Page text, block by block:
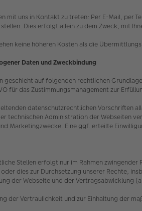
mit uns in Kontakt zu treten: Per E-Mail, per
Dies erfolgt allein zu dem Zweck, mit
keine höheren Kosten als die
Daten und Zweckbindung
auf folgenden rechtlichen
für das Zustimmungsmanagement zur
datenschutzrechtlichen Vorschriften
technischen Administration der Webseiten
Marketingzwecke. Eine ggf. erteilte
Stellen erfolgt nur im Rahmen
dies zur Durchsetzung unserer Rechte,
der Webseite und der
der Vertraulichkeit und zur Einhaltung der